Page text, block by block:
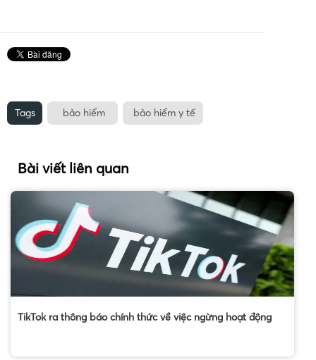
Tags bảo hiểm bảo hiểm y tế
Bài viết liên quan
TikTok ra thông báo chính thức về việc ngừng hoạt động